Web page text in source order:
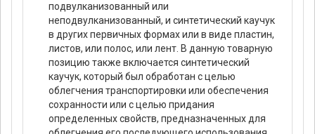
подвулканизованный или
неподвулканизованный, и синтетический каучук
в других первичных формах или в виде пластин,
листов, или полос, или лент. В данную товарную
позицию также включается синтетический
каучук, который был обработан с целью
облегчения транспортировки или обеспечения
сохранности или с целью придания
определенных свойств, предназначенных для